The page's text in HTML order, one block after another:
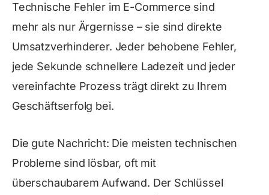
Technische Fehler im E-Commerce sind
mehr als nur Ärgernisse – sie sind direkte
Umsatzverhinderer. Jeder behobene Fehler,
jede Sekunde schnellere Ladezeit und jeder
vereinfachte Prozess trägt direkt zu Ihrem
Geschäftserfolg bei.
Die gute Nachricht: Die meisten technischen
Probleme sind lösbar, oft mit
überschaubarem Aufwand. Der Schlüssel